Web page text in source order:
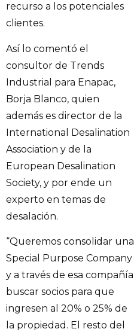
recurso a los potenciales
clientes.
Así lo comentó el
consultor de Trends
Industrial para Enapac,
Borja Blanco, quien
además es director de la
International Desalination
Association y de la
European Desalination
Society, y por ende un
experto en temas de
desalación.
“Queremos consolidar una
Special Purpose Company
y a través de esa compañía
buscar socios para que
ingresen al 20% o 25% de
la propiedad. El resto del